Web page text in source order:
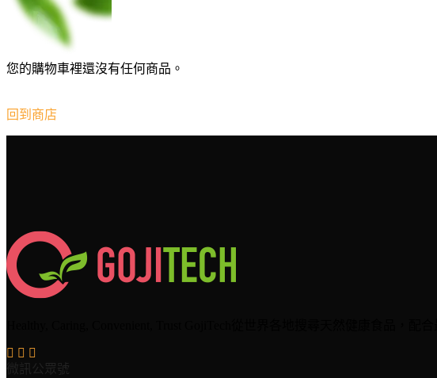
您的購物車裡還沒有任何商品。
回到商店
微訊公眾號